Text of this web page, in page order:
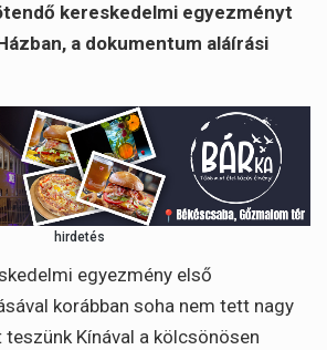
kereskedelmi egyezményt
a dokumentum aláírási
hirdetés
egyezmény első
korábban soha nem tett nagy
Kínával a kölcsönösen